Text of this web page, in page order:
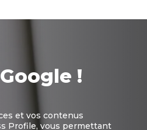
!
et vos contenus
Profile, vous permettant